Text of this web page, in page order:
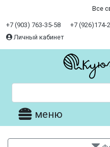
Все
+7 (903) 763-35-58 +7 (926)174-
Личный кабинет
меню